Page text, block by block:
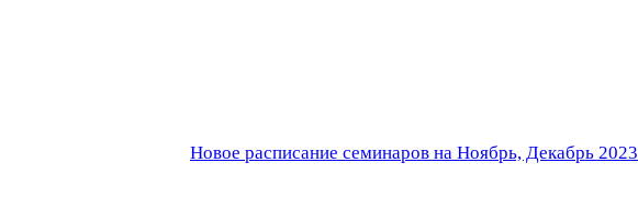
Новое расписание семинаров на Ноябрь, Декабрь 2023